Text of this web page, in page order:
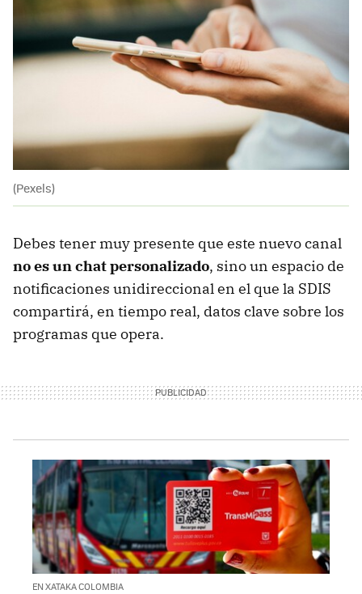
(Pexels)
Debes tener muy presente que este nuevo canal
no es un chat personalizado, sino un espacio de
notificaciones unidireccional en el que la SDIS
compartirá, en tiempo real, datos clave sobre los
programas que opera.
EN XATAKA COLOMBIA